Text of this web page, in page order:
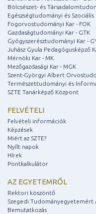
Bölcsészet- és
Egészségtudományi és Szociális
Fogorvostudományi Kar - FOK
Gazdaságtudományi Kar - GTK
Gyógyszerésztudományi Kar -
Juhász Gyula Pedagógusképző
Mérnöki Kar - MK
Mezőgazdasági Kar - MGK
Szent-Györgyi Albert
Természettudományi és
SZTE Tanárképző Központ
FELVÉTELI
Felvételi információk
Képzések
Miért az SZTE?
Nyílt napok
Hírek
Pontkalkulátor
AZ EGYETEMRŐL
Rektori köszöntő
Szegedi Tudományegyetemért
Bemutatkozás